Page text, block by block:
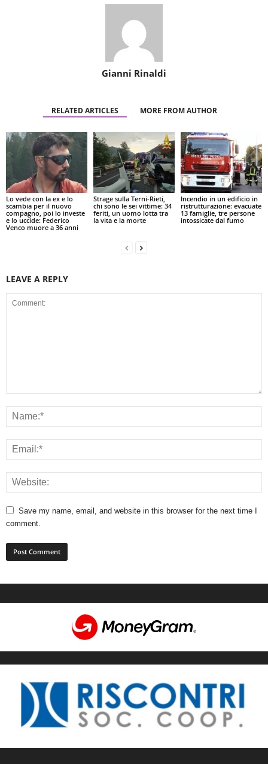
Gianni Rinaldi
RELATED ARTICLES MORE FROM AUTHOR
Lo vede con la ex e lo
scambia per il nuovo
compagno, poi lo investe
e lo uccide: Federico
Venco muore a 36 anni
Strage sulla Terni-Rieti,
chi sono le sei vittime: 34
feriti, un uomo lotta tra
la vita e la morte
Incendio in un edificio in
ristrutturazione: evacuate
13 famiglie, tre persone
intossicate dal fumo
LEAVE A REPLY
Save my name, email, and website in this browser for the next time I
comment.